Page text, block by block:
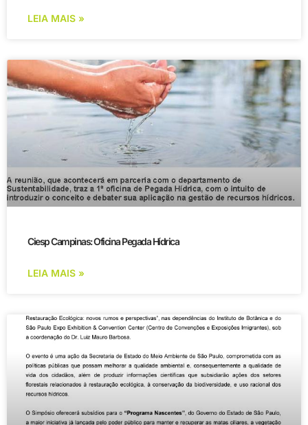
LEIA MAIS »
Ciesp Campinas: Oficina Pegada Hídrica
LEIA MAIS »